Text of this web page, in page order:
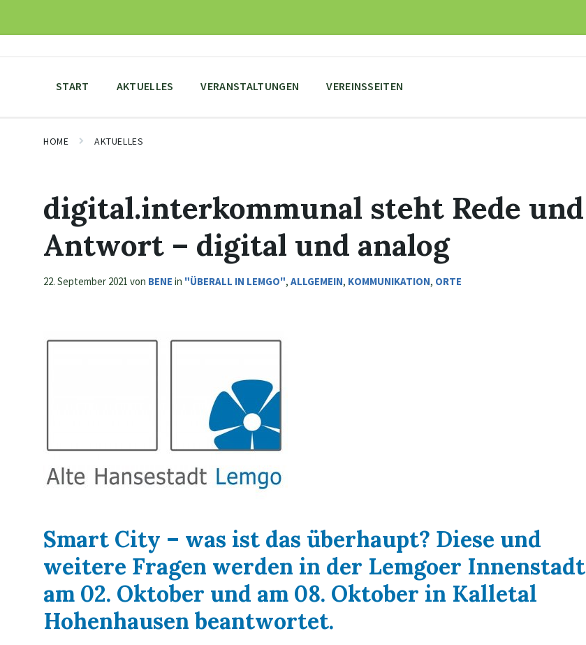
content
main
footer
START AKTUELLES VERANSTALTUNGEN VEREINSSEITEN
HOME AKTUELLES
digital.interkommunal steht Rede und
Antwort – digital und analog
22. September 2021 von BENE in "ÜBERALL IN LEMGO", ALLGEMEIN, KOMMUNIKATION, ORTE
Smart City – was ist das überhaupt? Diese und
weitere Fragen werden in der Lemgoer Innenstadt
am 02. Oktober und am 08. Oktober in Kalletal
Hohenhausen beantwortet.